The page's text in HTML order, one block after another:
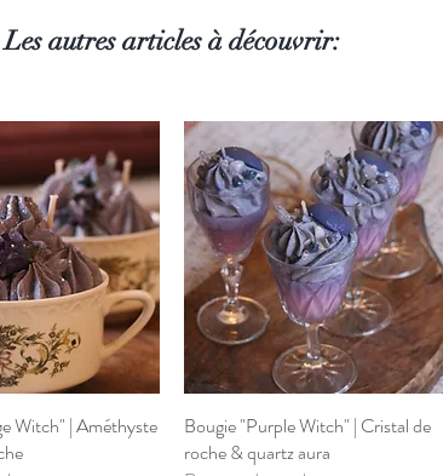
Les autres articles à découvrir:
rapide
Witch" | Améthyste
Aperçu rapide
Bougie "Purple Witch" | Cristal de
roche & quartz aura